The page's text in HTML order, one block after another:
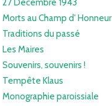
27 Décembre 1943
Morts au Champ d' Honneur
Traditions du passé
Les Maires
Souvenirs, souvenirs !
Tempête Klaus
Monographie paroissiale